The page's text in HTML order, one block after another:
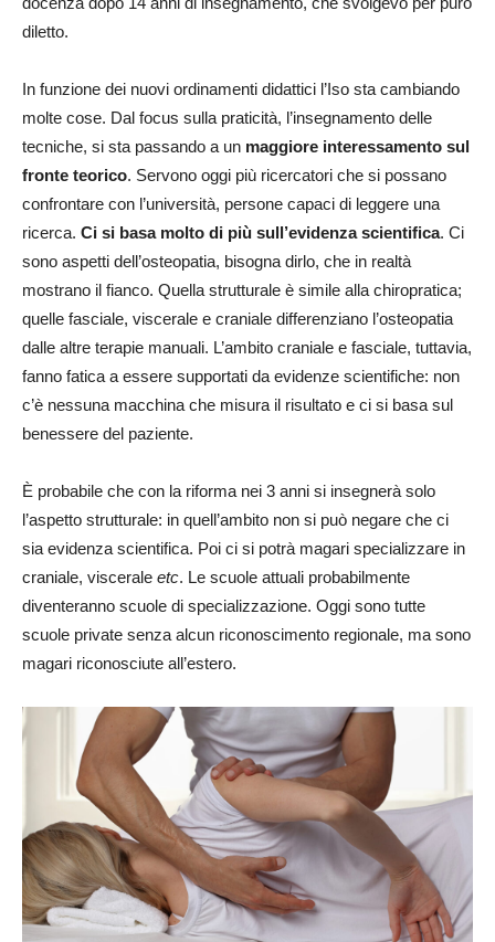
diletto.
In funzione dei nuovi ordinamenti didattici l’Iso sta cambiando
molte cose. Dal focus sulla praticità, l’insegnamento delle
tecniche, si sta passando a un maggiore interessamento sul
fronte teorico. Servono oggi più ricercatori che si possano
confrontare con l’università, persone capaci di leggere una
ricerca. Ci si basa molto di più sull’evidenza scientifica. Ci
sono aspetti dell’osteopatia, bisogna dirlo, che in realtà
mostrano il fianco. Quella strutturale è simile alla chiropratica;
quelle fasciale, viscerale e craniale differenziano l’osteopatia
dalle altre terapie manuali. L’ambito craniale e fasciale, tuttavia,
fanno fatica a essere supportati da evidenze scientifiche: non
c’è nessuna macchina che misura il risultato e ci si basa sul
benessere del paziente.
È probabile che con la riforma nei 3 anni si insegnerà solo
l’aspetto strutturale: in quell’ambito non si può negare che ci
sia evidenza scientifica. Poi ci si potrà magari specializzare in
craniale, viscerale etc. Le scuole attuali probabilmente
diventeranno scuole di specializzazione. Oggi sono tutte
scuole private senza alcun riconoscimento regionale, ma sono
magari riconosciute all’estero.